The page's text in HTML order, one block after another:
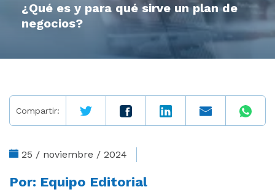
¿Qué es y para qué sirve un plan de
negocios?
Compartir:
25 / noviembre / 2024
Por: Equipo Editorial